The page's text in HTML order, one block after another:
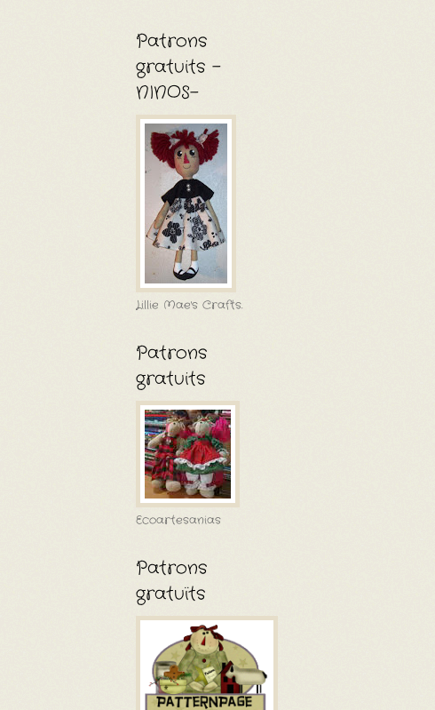
Patrons
gratuits -
NINOS-
Lillie Mae's Crafts.
Patrons
gratuits
Ecoartesanias
Patrons
gratuïts